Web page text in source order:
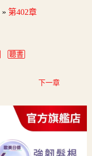
» 第402章
聽書
下一章